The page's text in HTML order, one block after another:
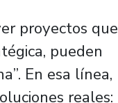
proyectos que
pueden
En esa línea,
reales: